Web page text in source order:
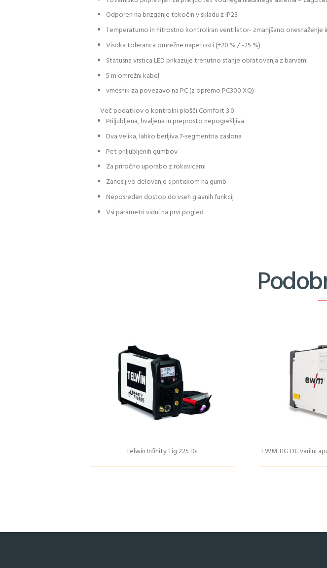
Odporen na brizganje tekočin v skladu z IP23
Temperaturno in hitrostno kontroliran ventilator- zmanjšano
Visoka toleranca omrežne napetosti (+20 % / -25 %)
Statusna vrstica LED prikazuje trenutno stanje obratovanja z barvami
5 m omrežni kabel
vmesnik za povezavo na PC (z opremo PC300 XQ)
Več podatkov o kontrolni plošči Comfort 3.0:
Priljubljena, hvaljena in preprosto nepogrešljiva
Dva velika, lahko berljiva 7-segmentna zaslona
Pet priljubljenih gumbov
Za priročno uporabo z rokavicami
Zanesljivo delovanje s pritiskom na gumb
Neposreden dostop do vseh glavnih funkcij
Vsi parametri vidni na prvi pogled
Telwin Infinity Tig 225 Dc EWM TIG DC varilni